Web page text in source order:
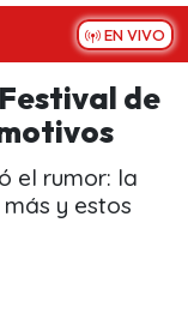
EN VIVO
de
el rumor: la
y estos